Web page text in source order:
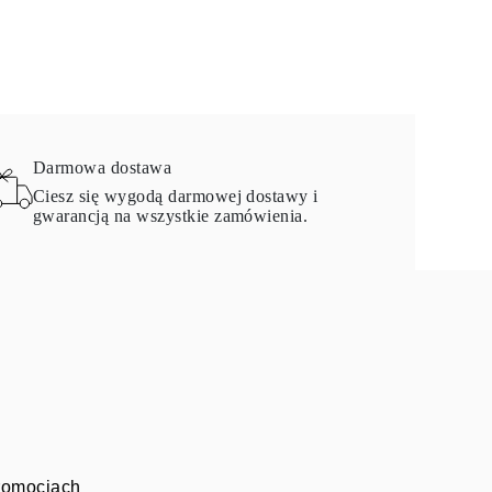
Darmowa dostawa
Ciesz się wygodą darmowej dostawy i
gwarancją na wszystkie zamówienia.